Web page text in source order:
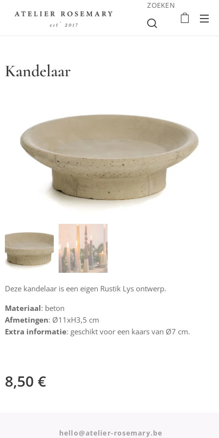
ZOEKEN
Kandelaar
Deze kandelaar is een eigen Rustik Lys ontwerp.
Materiaal: beton
Afmetingen: Ø11xH3,5 cm
Extra informatie: geschikt voor een kaars van Ø7 cm.
8,50 €
hello@atelier-rosemary.be